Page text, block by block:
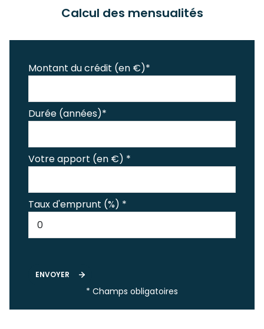
Calcul des mensualités
Montant du crédit (en €)*
Durée (années)*
Votre apport (en €) *
Taux d'emprunt (%) *
ENVOYER
* Champs obligatoires